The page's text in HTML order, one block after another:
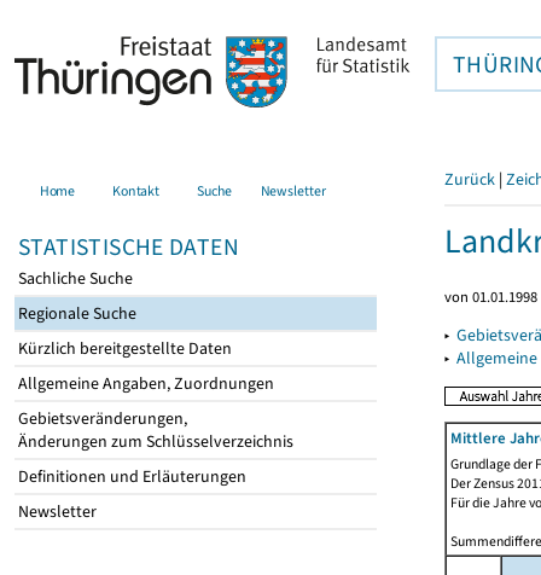
Home Kontakt Suche Newsletter
STATISTISCHE DATEN
Sachliche Suche
Regionale Suche
Kürzlich bereitgestellte Daten
Allgemeine Angaben, Zuordnungen
Gebietsveränderungen,
Änderungen zum Schlüsselverzeichnis
Definitionen und Erläuterungen
Newsletter
Zurück |
von
▸
▸
Mittlere
Grundlage der
Der Zensus
Für die Jahre